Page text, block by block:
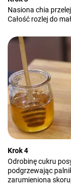
Nasiona chia
Całość rozlej do
Krok 4
Odrobinę cukru
podgrzewając
zarumieniona